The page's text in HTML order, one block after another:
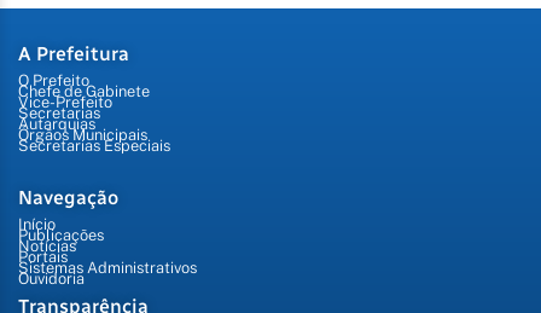
A Prefeitura
O Prefeito
Chefe de Gabinete
Vice-Prefeito
Secretarias
Autarquias
Órgãos Municipais
Secretarias Especiais
Navegação
Início
Publicações
Notícias
Portais
Sistemas Administrativos
Ouvidoria
Transparência